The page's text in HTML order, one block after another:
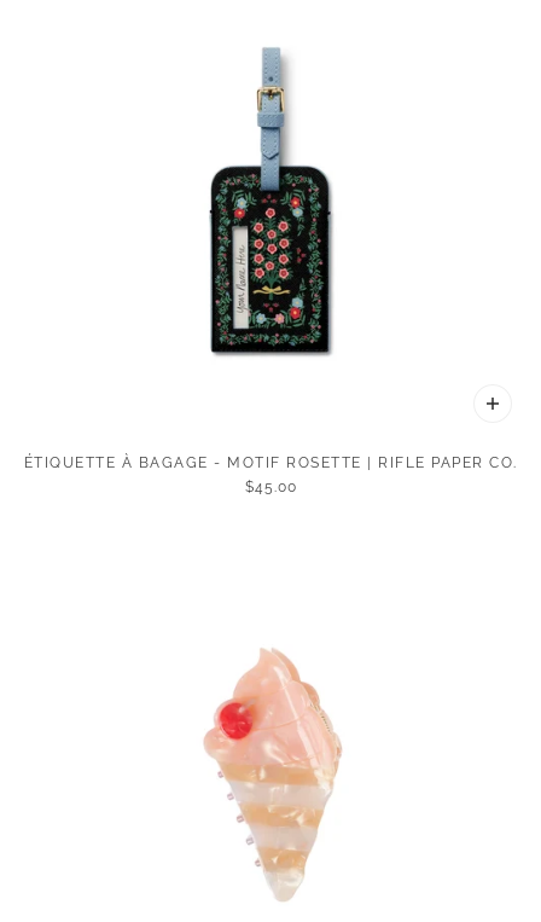
ÉTIQUETTE À BAGAGE - MOTIF ROSETTE | RIFLE PAPER CO.
$45.00